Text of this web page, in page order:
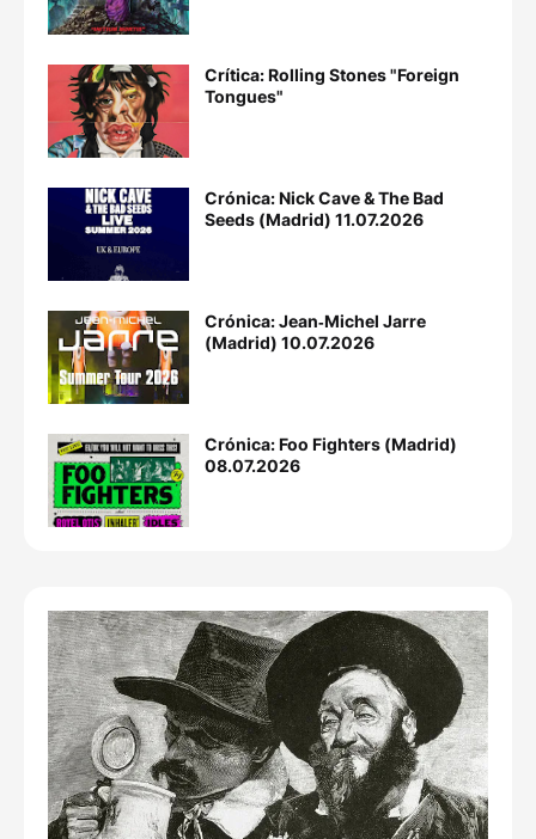
Crítica: Rolling Stones "Foreign
Tongues"
Crónica: Nick Cave & The Bad
Seeds (Madrid) 11.07.2026
Crónica: Jean‐Michel Jarre
(Madrid) 10.07.2026
Crónica: Foo Fighters (Madrid)
08.07.2026